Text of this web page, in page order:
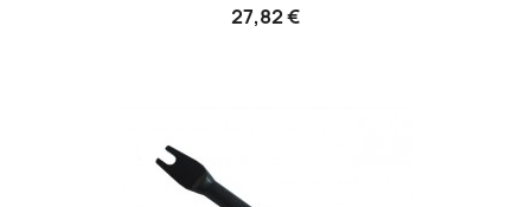
Prezzo
27,82 €